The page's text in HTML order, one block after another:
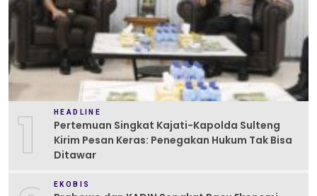
1 HEADLINE
Pertemuan Singkat Kajati-Kapolda Sulteng
Kirim Pesan Keras: Penegakan Hukum Tak Bisa
Ditawar
EKOBIS